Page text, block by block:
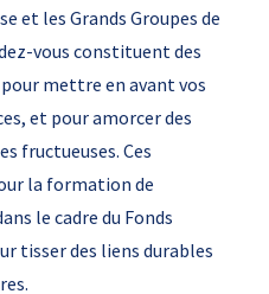
et les Grands Groupes de
vous constituent des
mettre en avant vos
et pour amorcer des
fructueuses. Ces
la formation de
le cadre du Fonds
tisser des liens durables